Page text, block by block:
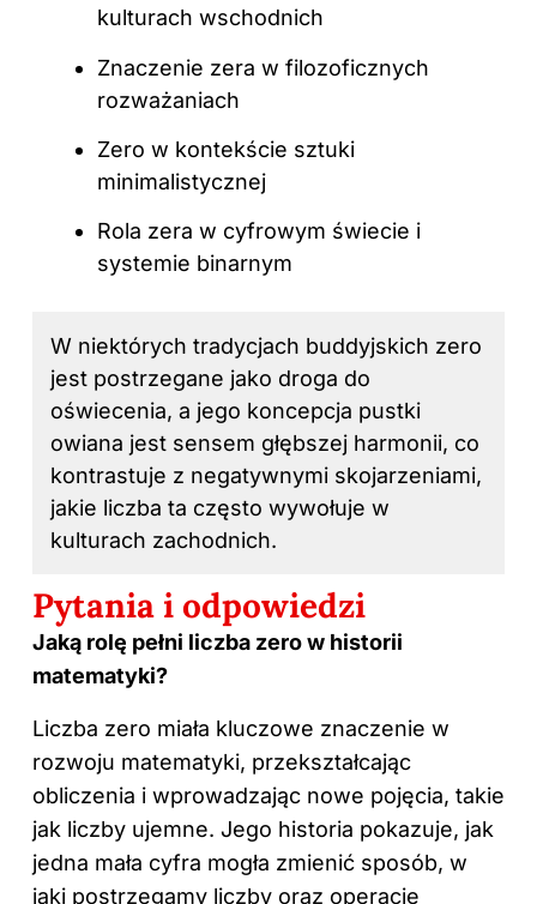
kulturach wschodnich
Znaczenie zera w filozoficznych
rozważaniach
Zero w kontekście sztuki
minimalistycznej
Rola zera w cyfrowym świecie i
systemie binarnym
W niektórych tradycjach buddyjskich zero
jest postrzegane jako droga do
oświecenia, a jego koncepcja pustki
owiana jest sensem głębszej harmonii, co
kontrastuje z negatywnymi skojarzeniami,
jakie liczba ta często wywołuje w
kulturach zachodnich.
Pytania i odpowiedzi
Jaką rolę pełni liczba zero w historii
matematyki?
Liczba zero miała kluczowe znaczenie w
rozwoju matematyki, przekształcając
obliczenia i wprowadzając nowe pojęcia, takie
jak liczby ujemne. Jego historia pokazuje, jak
jedna mała cyfra mogła zmienić sposób, w
jaki postrzegamy liczby oraz operacje